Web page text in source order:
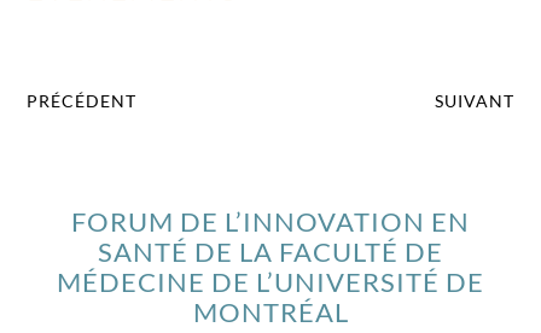
PRÉCÉDENT SUIVANT
FORUM DE L’INNOVATION EN
SANTÉ DE LA FACULTÉ DE
MÉDECINE DE L’UNIVERSITÉ DE
MONTRÉAL